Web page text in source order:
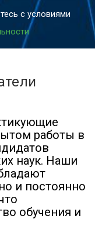
с условиями
работы в
наук. Наши
и постоянно
обучения и